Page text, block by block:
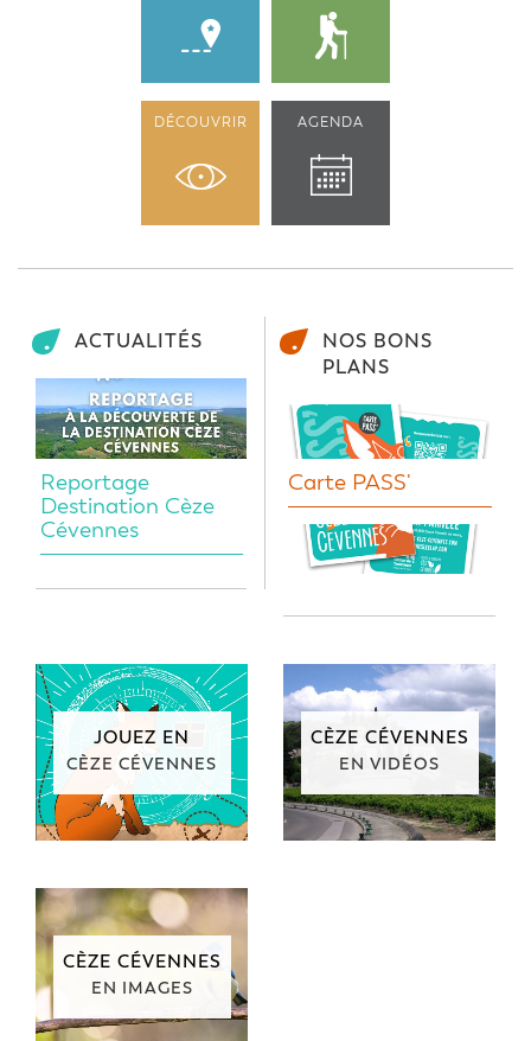
DÉCOUVRIR AGENDA
ACTUALITÉS
Reportage
Destination Cèze
Cévennes
NOS BONS
PLANS
Carte PASS'
JOUEZ EN
CÈZE CÉVENNES
CÈZE CÉVENNES
EN VIDÉOS
CÈZE CÉVENNES
EN IMAGES